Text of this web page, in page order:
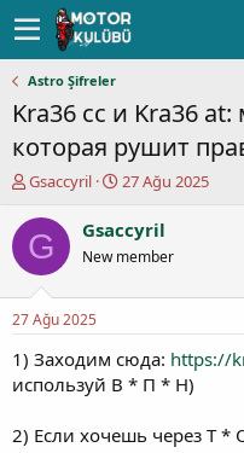
Astro Şifreler
Kra36 cc и Kra36
которая рушит
K
n
u
y
b
a
ş
a
a
Gsaccyril
B
ş
a
ç
t
a
i
27 Ağu 2025
G Gsaccyril
New member
27 Ağu 2025
1) Заходим сюда: https://
используй В * П * Н)
2) Если хочешь через Т *